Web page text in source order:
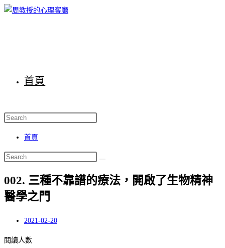
Skip
首頁
首頁
002. 三種不靠譜的療法，開啟了生物精神
醫學之門
2021-02-20
閱讀人數